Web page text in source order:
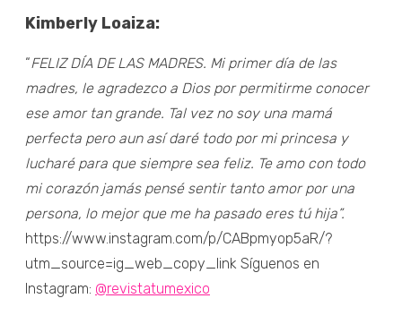
Kimberly Loaiza:
“FELIZ DÍA DE LAS MADRES. Mi primer día de las
madres, le agradezco a Dios por permitirme conocer
ese amor tan grande. Tal vez no soy una mamá
perfecta pero aun así daré todo por mi princesa y
lucharé para que siempre sea feliz. Te amo con todo
mi corazón jamás pensé sentir tanto amor por una
persona, lo mejor que me ha pasado eres tú hija”.
https://www.instagram.com/p/CABpmyop5aR/?
utm_source=ig_web_copy_link Síguenos en
Instagram: @revistatumexico